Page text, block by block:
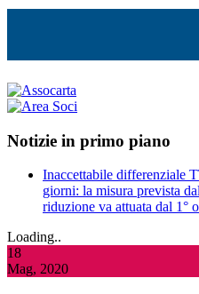
Notizie in primo piano
Inaccettabile differenziale
giorni: la misura prevista
riduzione va attuata dal 1°
Loading..
18
Mag, 2020